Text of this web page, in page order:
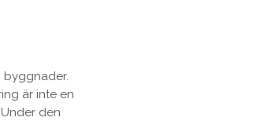
byggnader.
är inte en
den